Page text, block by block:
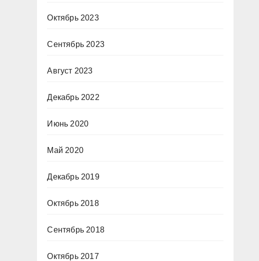
Октябрь 2023
Сентябрь 2023
Август 2023
Декабрь 2022
Июнь 2020
Май 2020
Декабрь 2019
Октябрь 2018
Сентябрь 2018
Октябрь 2017